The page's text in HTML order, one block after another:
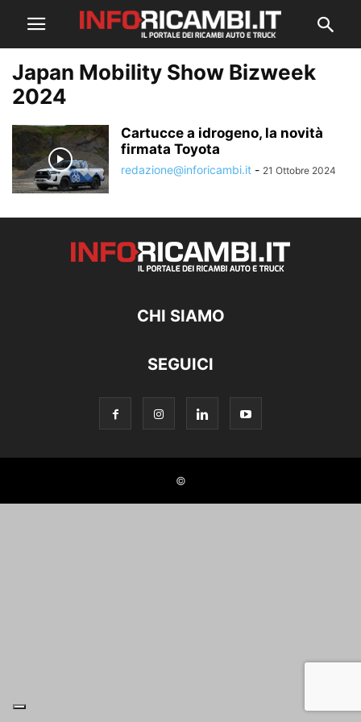
Japan Mobility Show Bizweek
2024
Cartucce a idrogeno, la novità
firmata Toyota
redazione@inforicambi.it - 21 Ottobre 2024
CHI SIAMO
SEGUICI
©